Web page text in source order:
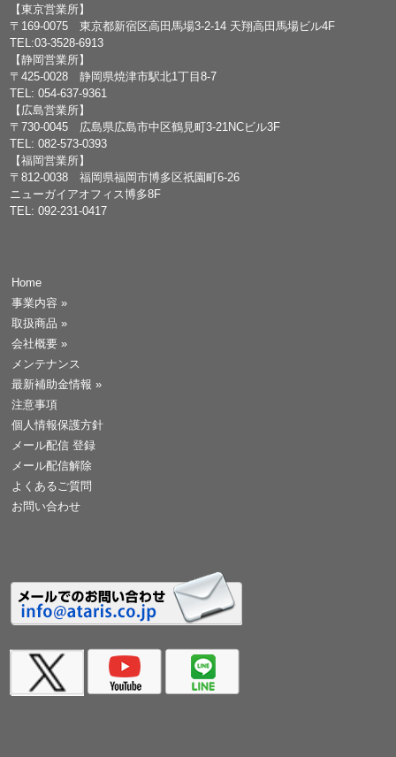
【東京営業所】
〒169-0075 東京都新宿区高田馬場3-2-14 天翔高田馬場ビル4F
TEL:03-3528-6913
【静岡営業所】
〒425-0028 静岡県焼津市駅北1丁目8-7
TEL: 054-637-9361
【広島営業所】
〒730-0045 広島県広島市中区鶴見町3-21NCビル3F
TEL: 082-573-0393
【福岡営業所】
〒812-0038 福岡県福岡市博多区祇園町6-26
ニューガイアオフィス博多8F
TEL: 092-231-0417
Home
事業内容 »
取扱商品 »
会社概要 »
メンテナンス
最新補助金情報 »
注意事項
個人情報保護方針
メール配信 登録
メール配信解除
よくあるご質問
お問い合わせ